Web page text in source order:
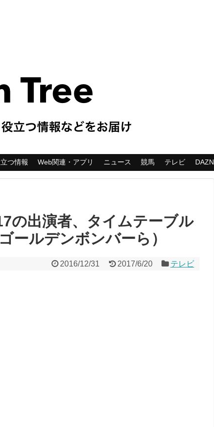
つ情報 Web関連・アプリ ニュース 競馬 テレビ DAZN
の出演者、タイムテーブル
ールデンボンバーら）
2016/12/31 2017/6/20 テレビ